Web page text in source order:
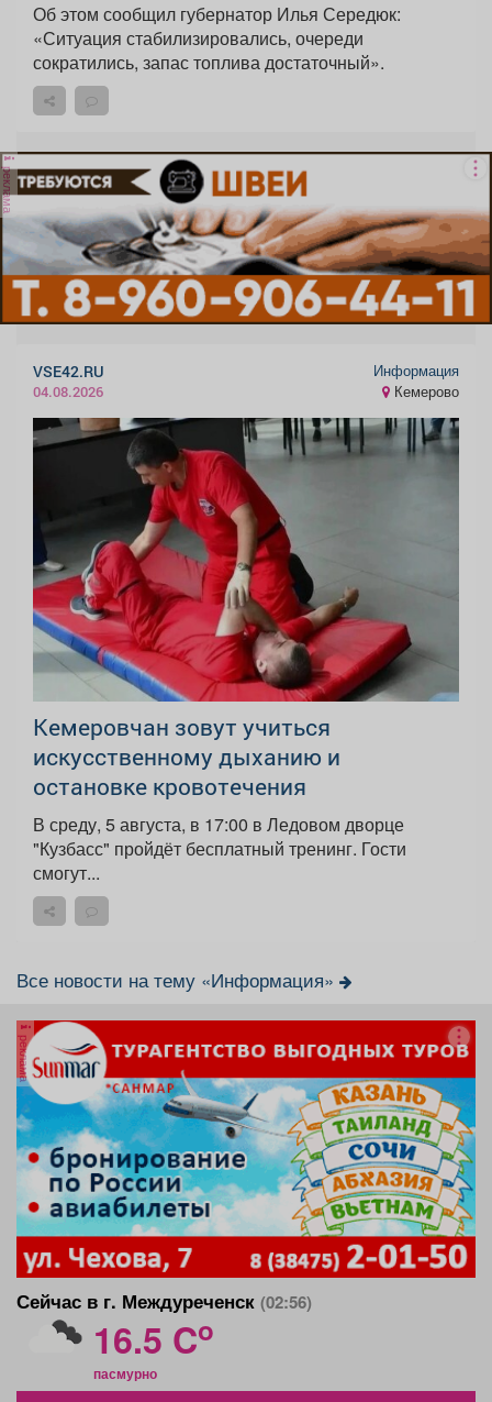
Об этом сообщил губернатор Илья Середюк:
«Ситуация стабилизировались, очереди
сократились, запас топлива достаточный».
реклама
VSE42.RU
04.08.2026
Информация
Кемерово
Кемеровчан зовут учиться
искусственному дыханию и
остановке кровотечения
В среду, 5 августа, в 17:00 в Ледовом дворце
"Кузбасс" пройдёт бесплатный тренинг. Гости
смогут...
Все новости на тему «Информация»
реклама
Сейчас в г. Междуреченск (02:56)
16.5 Co
пасмурно